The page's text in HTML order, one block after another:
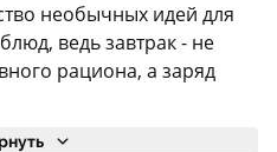
необычных идей для
ведь завтрак - не
рациона, а заряд